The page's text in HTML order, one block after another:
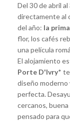
Del 30 de abril
directamente al
del año: la
flor, los cafés
una película
El alojamiento
Porte D'Ivry* te
diseño moderno
perfecta.
cercanos,
pensado para